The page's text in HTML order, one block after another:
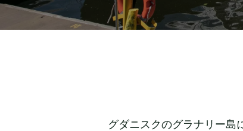
グダニスクのグラナリー島